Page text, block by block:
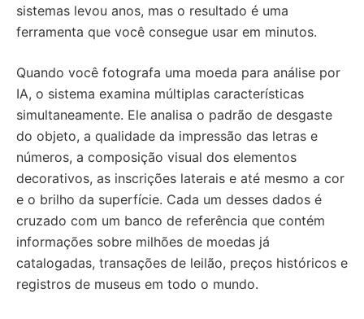
sistemas levou anos, mas o resultado é uma
ferramenta que você consegue usar em minutos.
Quando você fotografa uma moeda para análise por
IA, o sistema examina múltiplas características
simultaneamente. Ele analisa o padrão de desgaste
do objeto, a qualidade da impressão das letras e
números, a composição visual dos elementos
decorativos, as inscrições laterais e até mesmo a cor
e o brilho da superfície. Cada um desses dados é
cruzado com um banco de referência que contém
informações sobre milhões de moedas já
catalogadas, transações de leilão, preços históricos e
registros de museus em todo o mundo.